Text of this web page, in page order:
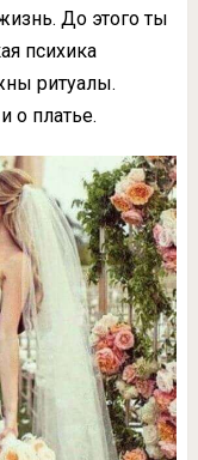
До этого ты
психика
ритуалы.
о платье.